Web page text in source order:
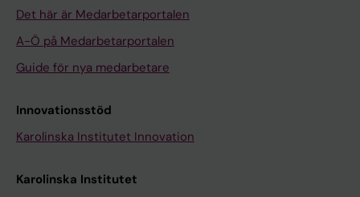
Det här är Medarbetarportalen
A-Ö på Medarbetarportalen
Guide för nya medarbetare
Innovationsstöd
Karolinska Institutet Innovation
Karolinska Institutet